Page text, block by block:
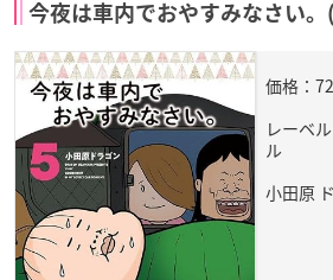
今夜は車内でおやすみなさい。
価格：
レーベ
ル
小田原